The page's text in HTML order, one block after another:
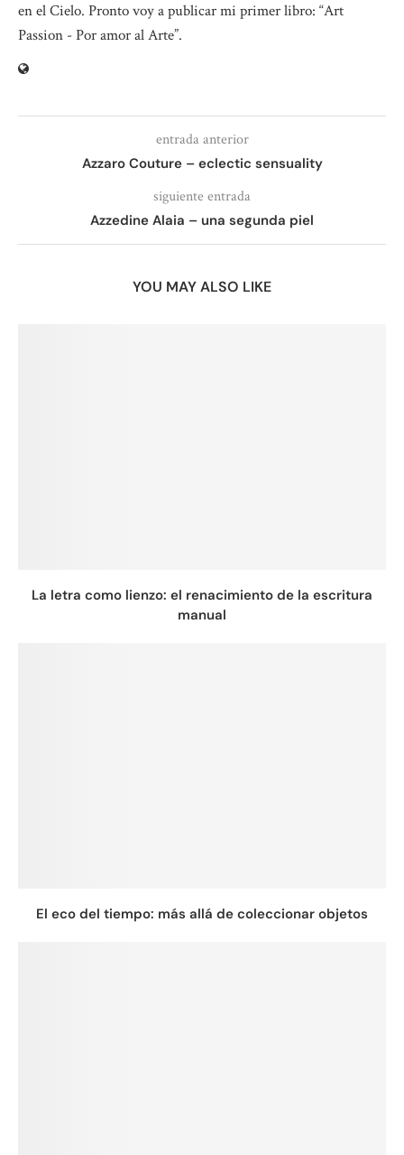
en el Cielo. Pronto voy a publicar mi primer libro: “Art
Passion - Por amor al Arte”.
entrada anterior
Azzaro Couture – eclectic sensuality
siguiente entrada
Azzedine Alaia – una segunda piel
YOU MAY ALSO LIKE
La letra como lienzo: el renacimiento de la escritura
manual
El eco del tiempo: más allá de coleccionar objetos